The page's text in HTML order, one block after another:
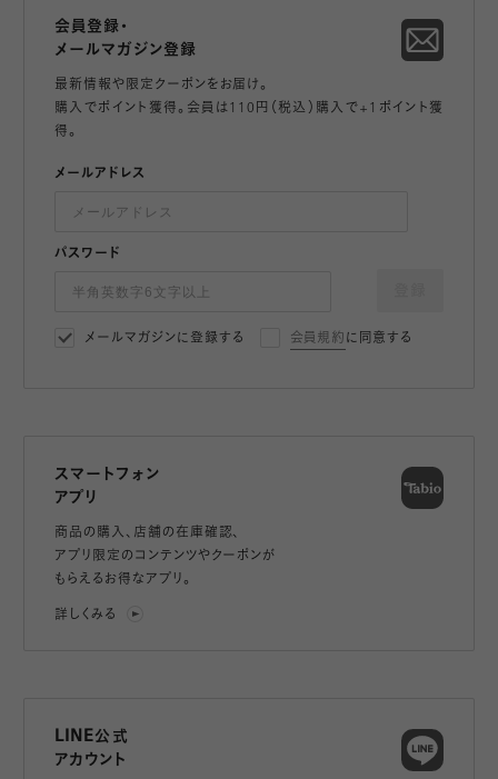
会員登録・
メールマガジン登録
最新情報や限定クーポンをお届け。
購入でポイント獲得。会員は110円（税込）購入で+1ポイント獲
得。
メールアドレス
パスワード
メールマガジンに登録する 会員規約 に同意する
スマートフォン
アプリ
商品の購入、店舗の在庫確認、
アプリ限定のコンテンツやクーポンが
もらえるお得なアプリ。
詳しくみる
LINE公式
アカウント